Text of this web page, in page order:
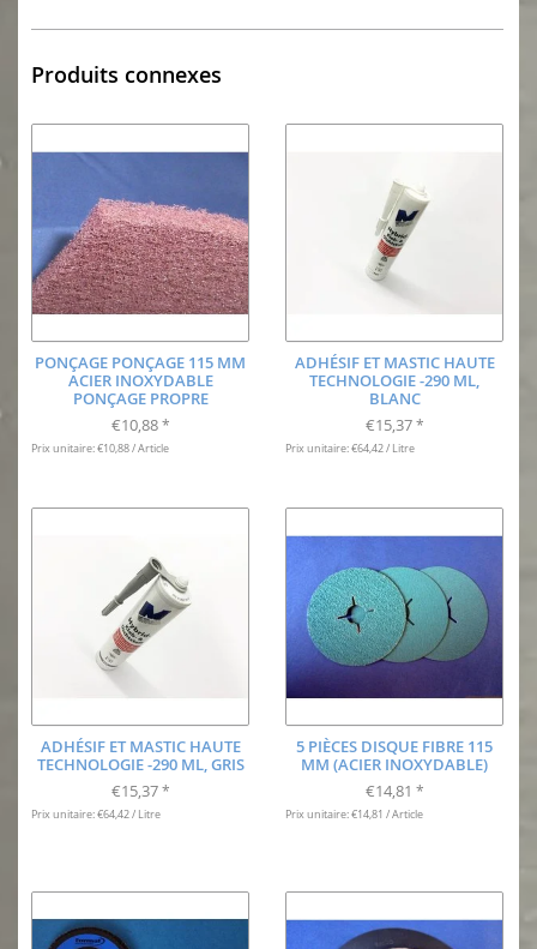
Produits connexes
PONÇAGE PONÇAGE 115 MM
ACIER INOXYDABLE
PONÇAGE PROPRE
€10,88 *
Prix unitaire: €10,88 / Article
ADHÉSIF ET MASTIC HAUTE
TECHNOLOGIE -290 ML,
BLANC
€15,37 *
Prix unitaire: €64,42 / Litre
ADHÉSIF ET MASTIC HAUTE
TECHNOLOGIE -290 ML, GRIS
€15,37 *
Prix unitaire: €64,42 / Litre
5 PIÈCES DISQUE FIBRE 115
MM (ACIER INOXYDABLE)
€14,81 *
Prix unitaire: €14,81 / Article